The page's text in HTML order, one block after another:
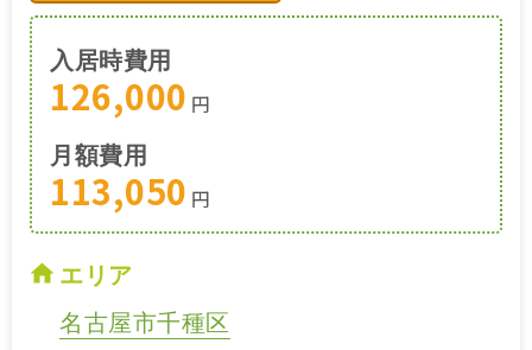
入居時費用
126,000 円
月額費用
113,050 円
エリア
名古屋市千種区